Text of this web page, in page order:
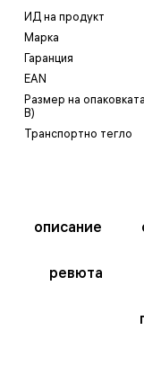
ИД на продукт
Марка
Гаранция
EAN
Размер на
В)
Транспортно тегло
описание
ревюта